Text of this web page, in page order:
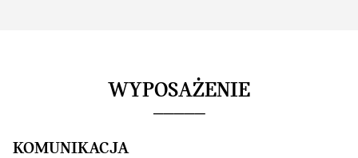
WYPOSAŻENIE
KOMUNIKACJA